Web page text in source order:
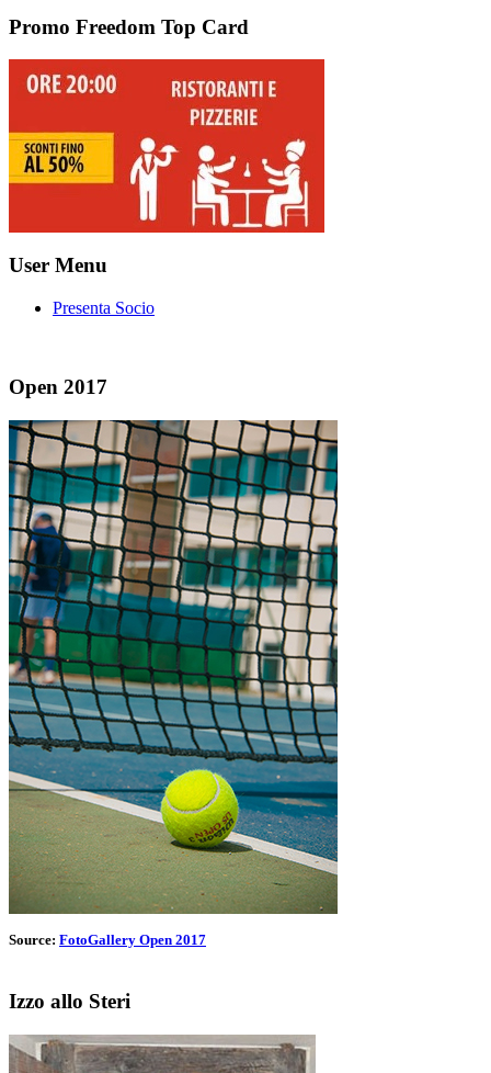
Promo Freedom Top Card
User Menu
Presenta Socio
Open 2017
Source: FotoGallery Open 2017
Izzo allo Steri